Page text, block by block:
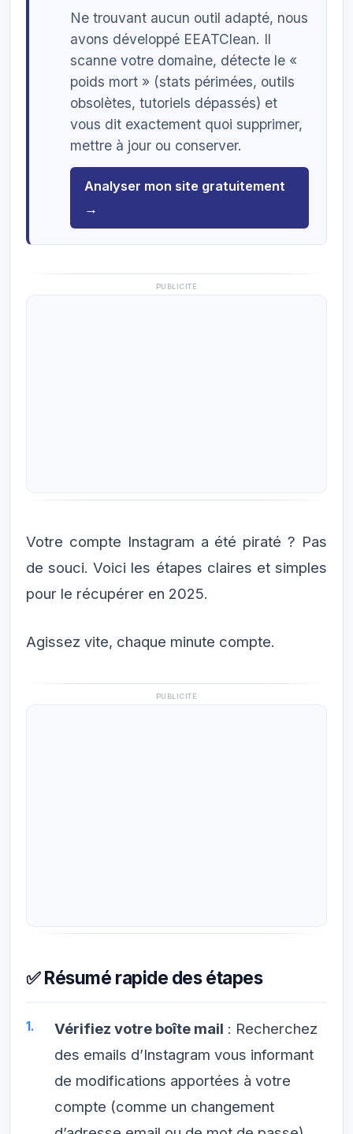
Ne trouvant aucun outil adapté, nous
avons développé EEATClean. Il
scanne votre domaine, détecte le «
poids mort » (stats périmées, outils
obsolètes, tutoriels dépassés) et
vous dit exactement quoi supprimer,
mettre à jour ou conserver.
Analyser mon site gratuitement
→
PUBLICITÉ
Votre compte Instagram a été piraté ? Pas
de souci. Voici les étapes claires et simples
pour le récupérer en 2025.
Agissez vite, chaque minute compte.
PUBLICITÉ
✅ Résumé rapide des étapes
Vérifiez votre boîte mail : Recherchez
des emails d’Instagram vous informant
de modifications apportées à votre
compte (comme un changement